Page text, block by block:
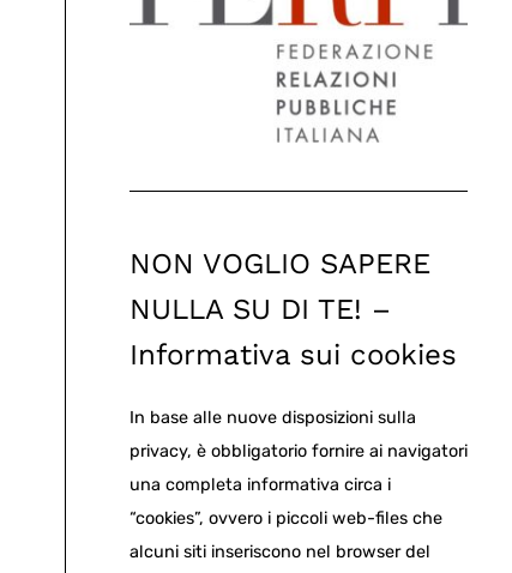
NON VOGLIO SAPERE
NULLA SU DI TE! –
Informativa sui cookies
In base alle nuove disposizioni sulla
privacy, è obbligatorio fornire ai navigatori
una completa informativa circa i
“cookies”, ovvero i piccoli web-files che
alcuni siti inseriscono nel browser del